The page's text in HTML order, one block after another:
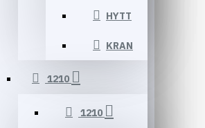
HYTT
KRAN
1210
1210